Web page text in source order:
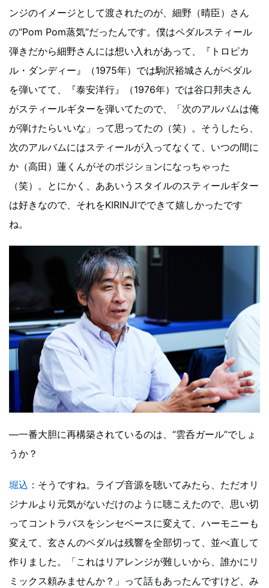
ンジのイメージとして渡されたのが、細野（晴臣）さん
の“Pom Pom蒸気”だったんです。僕はペダルスティール
弾きだから細野さんには想い入れがあって、『トロピカ
ル・ダンディー』（1975年）では駒沢裕城さんがペダル
を弾いてて、『泰安洋行』（1976年）では谷口邦夫さん
がスティールギターを弾いてたので、「次のアルバムは俺
が弾けたらいいな」って思ってたの（笑）。そうしたら、
次のアルバムにはスティールが入ってなくて、いつの間に
か（高田）蓮くんがそのポジションになっちゃった
（笑）。とにかく、ああいうスタイルのスティールギター
は好きなので、それをKIRINJIでできて嬉しかったです
ね。
―一番大胆に再構築されているのは、“雲呑ガール”でしょ
うか？
堀込 ：そうですね。ライブ音源を聴いてみたら、ただオリ
ジナルより元気がないだけのように聴こえたので、思い切
ってコントラバスをシンセベースに変えて、ハーモニーも
変えて、玄さんのペダルは残響を全部切って、並べ直して
作りました。「これはリアレンジが難しいから、誰かにリ
ミックス頼みませんか？」って話もあったんですけど、み